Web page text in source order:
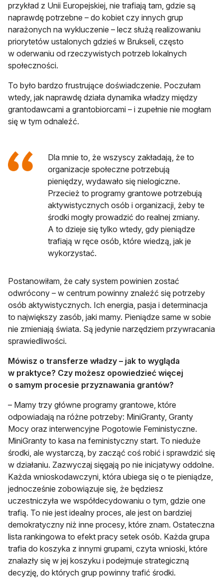
przykład z Unii Europejskiej, nie trafiają tam, gdzie są
naprawdę potrzebne – do kobiet czy innych grup
narażonych na wykluczenie – lecz służą realizowaniu
priorytetów ustalonych gdzieś w Brukseli, często
w oderwaniu od rzeczywistych potrzeb lokalnych
społeczności.
To było bardzo frustrujące doświadczenie. Poczułam
wtedy, jak naprawdę działa dynamika władzy między
grantodawcami a grantobiorcami – i zupełnie nie mogłam
się w tym odnaleźć.
Dla mnie to, że wszyscy zakładają, że to
organizacje społeczne potrzebują
pieniędzy, wydawało się nielogiczne.
Przecież to programy grantowe potrzebują
aktywistycznych osób i organizacji, żeby te
środki mogły prowadzić do realnej zmiany.
A to dzieje się tylko wtedy, gdy pieniądze
trafiają w ręce osób, które wiedzą, jak je
wykorzystać.
Postanowiłam, że cały system powinien zostać
odwrócony – w centrum powinny znaleźć się potrzeby
osób aktywistycznych. Ich energia, pasja i determinacja
to największy zasób, jaki mamy. Pieniądze same w sobie
nie zmieniają świata. Są jedynie narzędziem przywracania
sprawiedliwości.
Mówisz o transferze władzy – jak to wygląda
w praktyce? Czy możesz opowiedzieć więcej
o samym procesie przyznawania grantów?
– Mamy trzy główne programy grantowe, które
odpowiadają na różne potrzeby: MiniGranty, Granty
Mocy oraz interwencyjne Pogotowie Feministyczne.
MiniGranty to kasa na feministyczny start. To nieduże
środki, ale wystarczą, by zacząć coś robić i sprawdzić się
w działaniu. Zazwyczaj sięgają po nie inicjatywy oddolne.
Każda wnioskodawczyni, która ubiega się o te pieniądze,
jednocześnie zobowiązuje się, że będziesz
uczestniczyła we współdecydowaniu o tym, gdzie one
trafią. To nie jest idealny proces, ale jest on bardziej
demokratyczny niż inne procesy, które znam. Ostateczna
lista rankingowa to efekt pracy setek osób. Każda grupa
trafia do koszyka z innymi grupami, czyta wnioski, które
znalazły się w jej koszyku i podejmuje strategiczną
decyzję, do których grup powinny trafić środki.